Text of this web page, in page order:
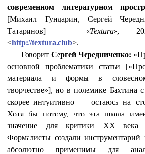
современном литературном
[Михаил Гундарин, Сергей
Татаринов] — «Textura»,
<http://textura.club>.
Говорит Сергей Чередниченко:
основной проблематики статьи
материала и формы в словесном
творчестве»], но в полемике Бахтина
скорее интуитивно — остаюсь на
Хотя бы потому, что эта школа
значение для критики ХХ века
Формалисты создали инструментарий
абсолютно применимы для